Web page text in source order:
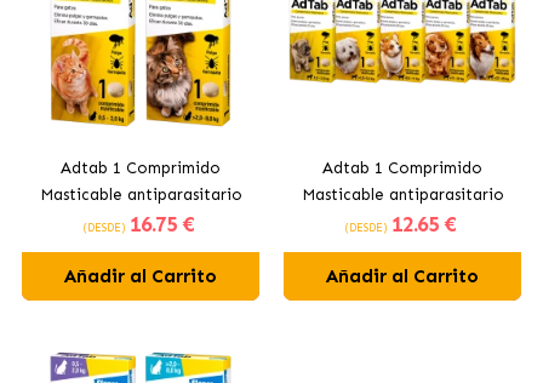
Adtab 1 Comprimido
Masticable antiparasitario
para gatos
(DESDE) 16.75 €
Añadir al Carrito
Adtab 1 Comprimido
Masticable antiparasitario
para perros
(DESDE) 12.65 €
Añadir al Carrito